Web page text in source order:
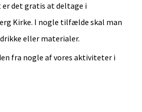
det gratis at deltage i
Kirke. I nogle tilfælde skal man
eller materialer.
fra nogle af vores aktiviteter i